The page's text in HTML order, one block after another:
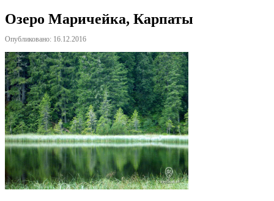
Озеро Маричейка, Карпаты
Опубликовано: 16.12.2016